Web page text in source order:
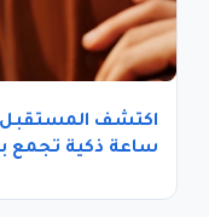
ساعة ذكية تجمع